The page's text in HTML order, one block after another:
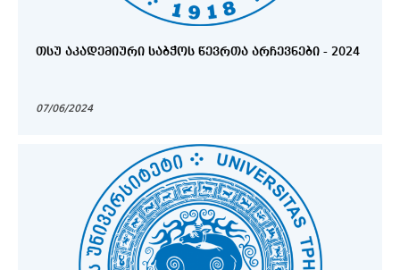
ᲗᲡᲣ ᲐᲙᲐᲓᲔᲛᲘᲣᲠᲘ ᲡᲐᲑᲭᲝᲡ ᲬᲔᲕᲠᲗᲐ ᲐᲠᲩᲔᲕᲜᲔᲑᲘ - 2024
07/06/2024